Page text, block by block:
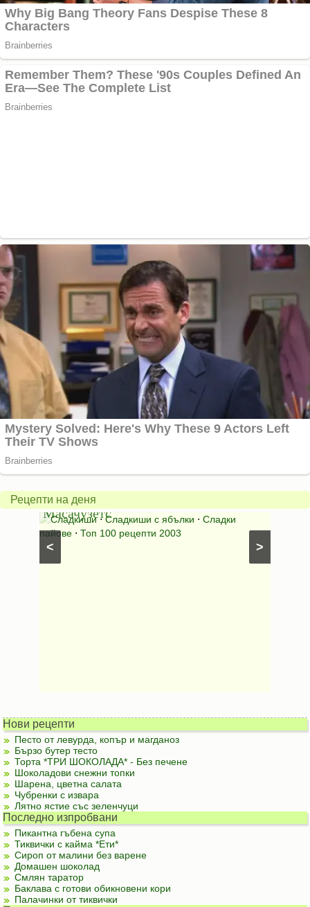
Рецепти на деня
>
<
Американски
ябълков
пай
от
Масачузетс
Сладкиши⋅Сладкиши с ябълки ⋅ Сладки
пайове ⋅ Топ 100 рецепти 2003
питка
на
мама
Нови рецепти
Песто от левурда, копър и магданоз
Бързо бутер тесто
Торта *ТРИ ШОКОЛАДА* - Без печене
Шоколадови снежни топки
Шарена, цветна салата
Чубренки с извара
Лятно ястие със зеленчуци
Последно изпробвани
Пикантна гъбена супа
Тиквички с кайма *Ети*
Сироп от малини без варене
Домашен шоколад
Смлян таратор
Баклава с готови обикновени кори
Палачинки от тиквички